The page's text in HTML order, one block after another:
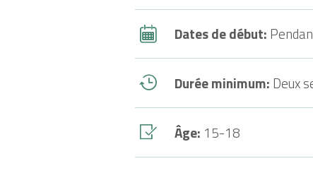
Dates de début:
Durée minimum: Deux
Âge: 15-18